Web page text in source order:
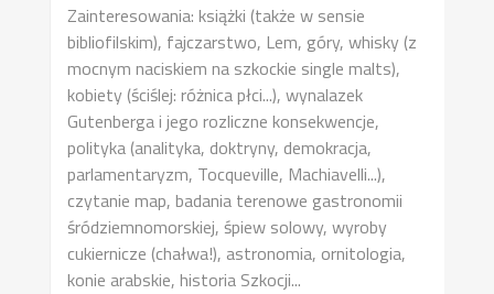
Zainteresowania: książki (także w sensie
bibliofilskim), fajczarstwo, Lem, góry, whisky (z
mocnym naciskiem na szkockie single malts),
kobiety (ściślej: różnica płci...), wynalazek
Gutenberga i jego rozliczne konsekwencje,
polityka (analityka, doktryny, demokracja,
parlamentaryzm, Tocqueville, Machiavelli...),
czytanie map, badania terenowe gastronomii
śródziemnomorskiej, śpiew solowy, wyroby
cukiernicze (chałwa!), astronomia, ornitologia,
konie arabskie, historia Szkocji...